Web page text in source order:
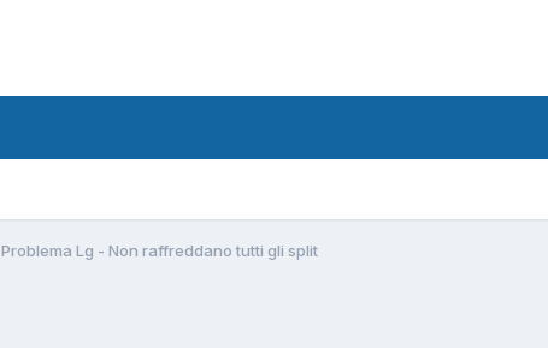
Problema Lg - Non raffreddano tutti gli split